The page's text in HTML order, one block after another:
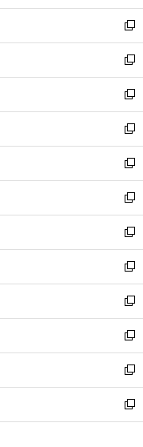
開
く
ウ
で
開
く
ン
ド
ウ
で
開
く
新
し
い
ウ
ィ
ン
ド
ウ
で
開
く
新
し
い
ウ
ィ
ン
ド
ウ
で
開
く
新
し
い
ウ
ィ
ン
ド
ウ
で
開
く
新
し
い
ウ
ィ
ン
ド
ウ
で
開
く
新
し
い
ウ
ィ
ン
ド
ウ
で
開
く
新
し
い
ウ
ィ
ン
ド
ウ
で
開
く
新
し
い
ウ
ィ
ン
ド
ウ
で
開
く
新
し
い
ウ
ィ
ン
ド
ウ
で
開
新
し
い
ウ
ィ
ン
ド
ウ
新
し
い
ウ
ィ
ン
新
し
い
ウ
新
し